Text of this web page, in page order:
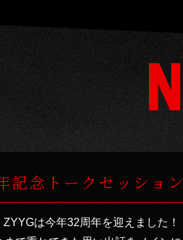
記念トークセッショ
は今年32周年を迎えました！